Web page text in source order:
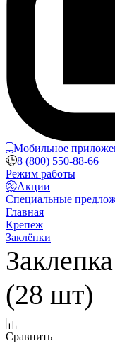
Мобильное
8 (800) 550-88-66
Режим работы
Акции
Специальные
Главная
Крепеж
Заклёпки
(28 шт)
Сравнить